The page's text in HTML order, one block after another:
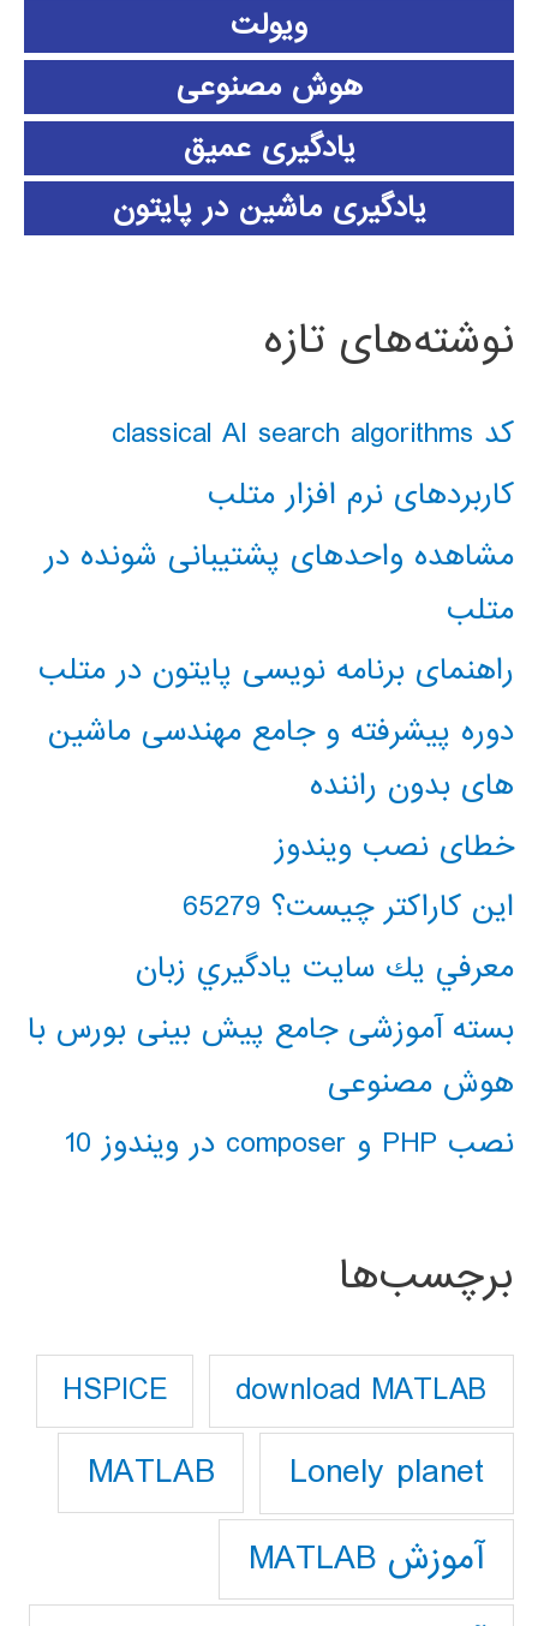
ویولت
هوش مصنوعی
یادگیری عمیق
یادگیری ماشین در پایتون
نوشته‌های تازه
کد classical AI search algorithms
کاربردهای نرم افزار متلب
مشاهده واحدهای پشتیبانی شونده در
متلب
راهنمای برنامه نویسی پایتون در متلب
دوره پیشرفته و جامع مهندسی ماشین
های بدون راننده
خطای نصب ویندوز
این کاراکتر چیست؟ 65279
معرفي يك سايت يادگيري زبان
بسته آموزشی جامع پیش بینی بورس با
هوش مصنوعی
نصب PHP و composer در ویندوز 10
برچسب‌ها
download MATLAB
HSPICE
Lonely planet
MATLAB
آموزش MATLAB